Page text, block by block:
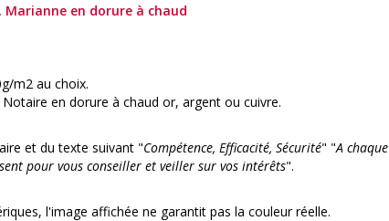
en dorure à chaud
m2 au choix.
en dorure à chaud or, argent ou cuivre.
et du texte suivant "Compétence, Efficacité, Sécurité" "A chaque
pour vous conseiller et veiller sur vos intérêts".
l'image affichée ne garantit pas la couleur réelle.